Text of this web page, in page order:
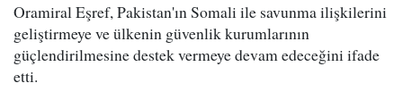
Oramiral Eşref, Pakistan'ın Somali ile savunma ilişkilerini
geliştirmeye ve ülkenin güvenlik kurumlarının
güçlendirilmesine destek vermeye devam edeceğini ifade
etti.